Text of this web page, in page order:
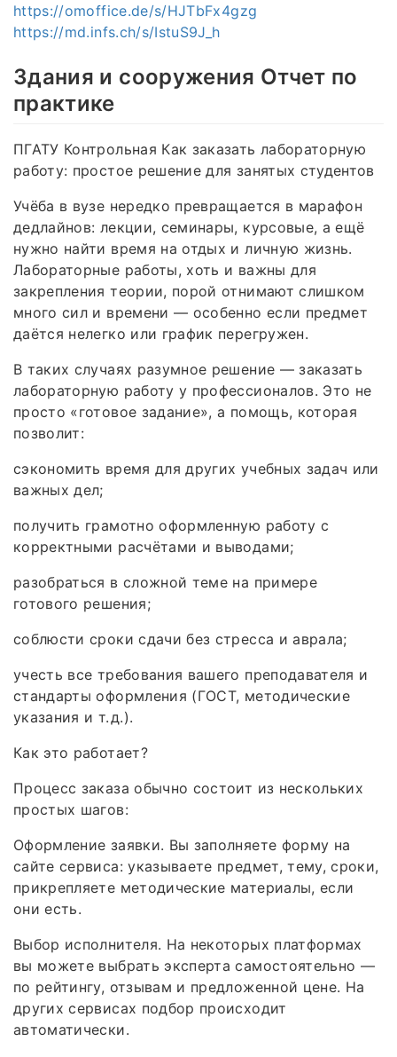
https://omoffice.de/s/HJTbFx4gzg
https://md.infs.ch/s/IstuS9J_h
Здания и сооружения Отчет по
практике
ПГАТУ Контрольная Как заказать лабораторную
работу: простое решение для занятых студентов
Учёба в вузе нередко превращается в марафон
дедлайнов: лекции, семинары, курсовые, а ещё
нужно найти время на отдых и личную жизнь.
Лабораторные работы, хоть и важны для
закрепления теории, порой отнимают слишком
много сил и времени — особенно если предмет
даётся нелегко или график перегружен.
В таких случаях разумное решение — заказать
лабораторную работу у профессионалов. Это не
просто «готовое задание», а помощь, которая
позволит:
сэкономить время для других учебных задач или
важных дел;
получить грамотно оформленную работу с
корректными расчётами и выводами;
разобраться в сложной теме на примере
готового решения;
соблюсти сроки сдачи без стресса и аврала;
учесть все требования вашего преподавателя и
стандарты оформления (ГОСТ, методические
указания и т. д.).
Как это работает?
Процесс заказа обычно состоит из нескольких
простых шагов:
Оформление заявки. Вы заполняете форму на
сайте сервиса: указываете предмет, тему, сроки,
прикрепляете методические материалы, если
они есть.
Выбор исполнителя. На некоторых платформах
вы можете выбрать эксперта самостоятельно —
по рейтингу, отзывам и предложенной цене. На
других сервисах подбор происходит
автоматически.